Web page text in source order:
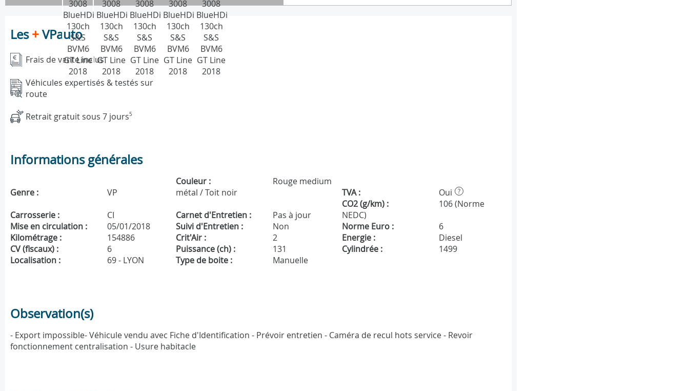
Les+VPauto
Frais de vente inclus
Véhicules expertisés & testés sur
route
Retrait gratuit sous 7 jours5
Informations générales
Genre : VP
Couleur :
Rouge medium
métal / Toit noir
TVA : Oui ?
Carrosserie : CI Carnet d'Entretien : Pas à jour
CO2 (g/km) :
106 (Norme
NEDC)
Mise en circulation :
05/01/2018 Suivi d'Entretien : Non Norme Euro :
6
Kilométrage :
154886 Crit'Air : 2 Energie :
Diesel
CV (fiscaux) :
6 Puissance (ch) : 131 Cylindrée :
1499
Localisation :
69 - LYON Type de boite : Manuelle
Observation(s)
- Export impossible- Véhicule vendu avec Fiche d'Identification - Prévoir entretien - Caméra de recul hots service - Revoir
fonctionnement centralisation - Usure habitacle